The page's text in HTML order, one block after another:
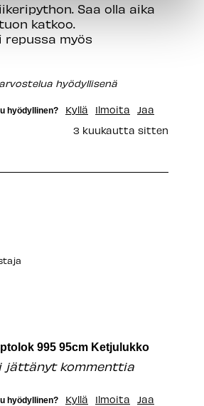
Saa olla aika
katkoo.
myös
hyödyllisenä
hyödyllinen? Kyllä Ilmoita
Jaa
3 kuukautta sitten
995 95cm Ketjulukko
jättänyt kommenttia
hyödyllinen? Kyllä Ilmoita
Jaa